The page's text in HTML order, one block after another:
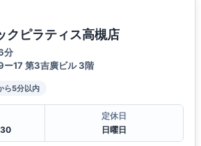
クピラティス高槻店
分
ー17 第3吉廣ビル 3階
ら5分以内
定休日
日曜日